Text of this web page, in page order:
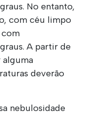
No entanto,
com céu limpo
com
A partir de
alguma
deverão
nebulosidade